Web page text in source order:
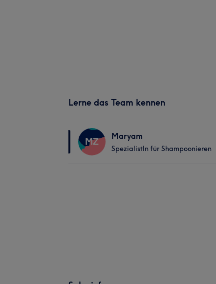
Lerne das Team kennen
MZ Maryam
SpezialistIn für Shampoonieren